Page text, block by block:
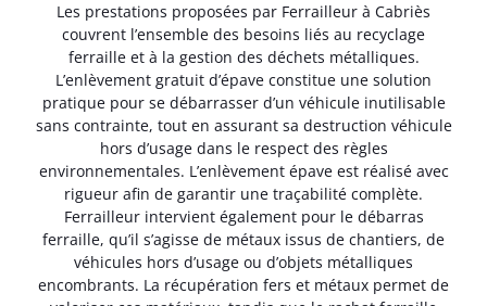
Les prestations proposées par Ferrailleur à Cabriès
couvrent l’ensemble des besoins liés au recyclage
ferraille et à la gestion des déchets métalliques.
L’enlèvement gratuit d’épave constitue une solution
pratique pour se débarrasser d’un véhicule inutilisable
sans contrainte, tout en assurant sa destruction véhicule
hors d’usage dans le respect des règles
environnementales. L’enlèvement épave est réalisé avec
rigueur afin de garantir une traçabilité complète.
Ferrailleur intervient également pour le débarras
ferraille, qu’il s’agisse de métaux issus de chantiers, de
véhicules hors d’usage ou d’objets métalliques
encombrants. La récupération fers et métaux permet de